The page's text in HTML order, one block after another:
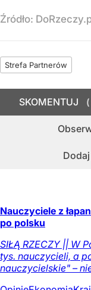
Źródło:
Strefa Partnerów
SKOMENTUJ
Nauczyciele z
po polsku
SIŁĄ RZECZY || W
tys. nauczycieli, a
nauczycielskie" –